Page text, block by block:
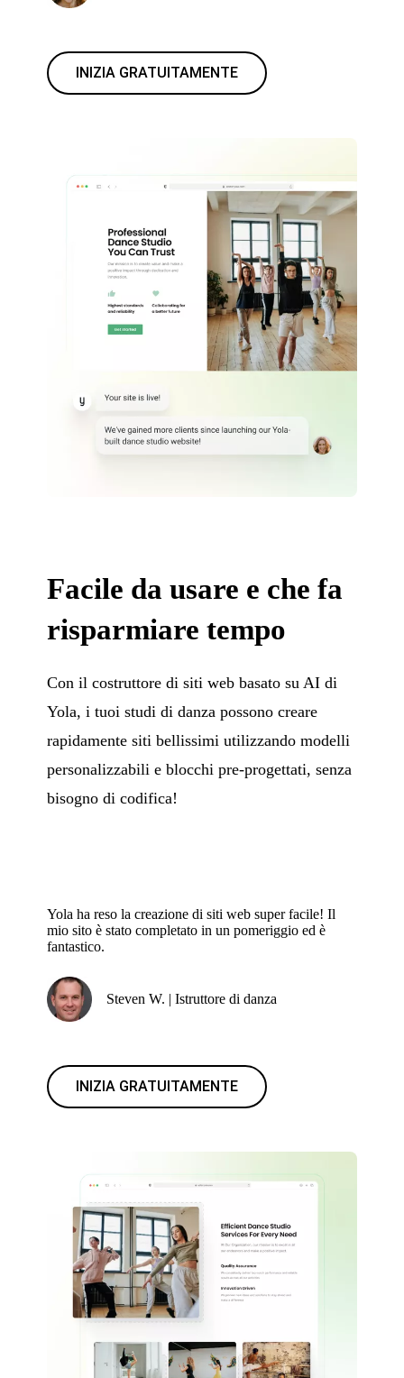
INIZIA GRATUITAMENTE
Facile da usare e che fa
risparmiare tempo
Con il costruttore di siti web basato su AI di
Yola, i tuoi studi di danza possono creare
rapidamente siti bellissimi utilizzando modelli
personalizzabili e blocchi pre-progettati, senza
bisogno di codifica!
Yola ha reso la creazione di siti web super facile! Il
mio sito è stato completato in un pomeriggio ed è
fantastico.
Steven W. | Istruttore di danza
INIZIA GRATUITAMENTE